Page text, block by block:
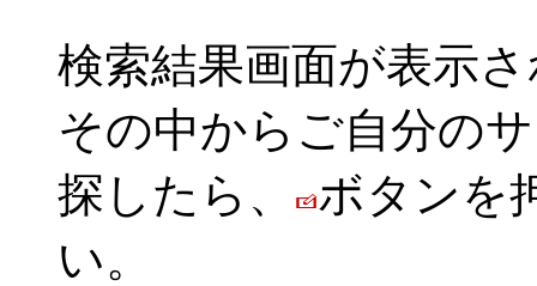
検索結果画面が表示
その中からご自分の
探したら、
ボタンを
い。